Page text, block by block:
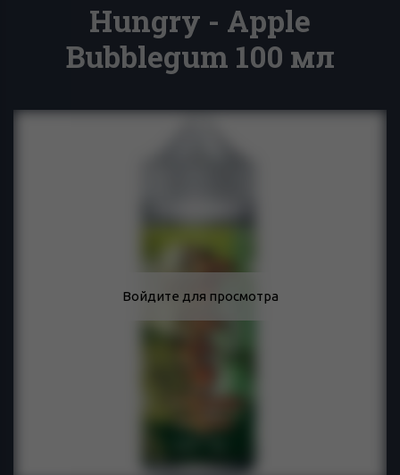
Hungry - Apple
Bubblegum 100 мл
Войдите для просмотра